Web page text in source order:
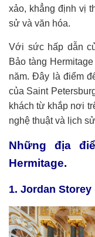
xảo, khẳng định vị
sử và văn hóa.
Với sức hấp dẫn
Bảo tàng
năm. Đây là điểm
của Saint
khách từ khắp nơi
nghệ thuật và lịch
Những địa
Hermitage.
1. Jordan